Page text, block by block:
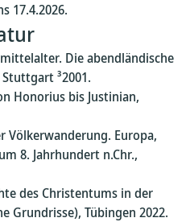
17.4.2026.
Die abendländische
³2001.
Honorius bis Justinian,
Völkerwanderung. Europa,
8. Jahrhundert n.Chr.,
des Christentums in der
Grundrisse), Tübingen 2022.